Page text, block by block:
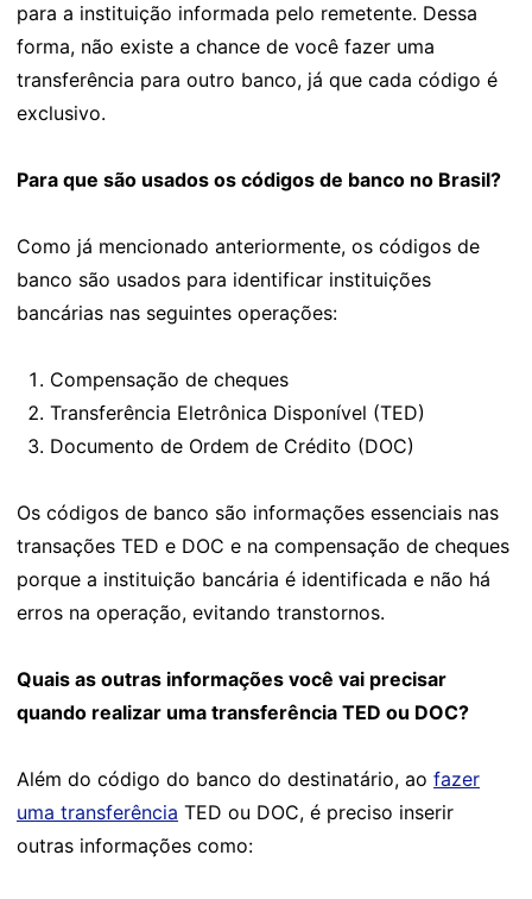
para a instituição informada pelo remetente. Dessa
forma, não existe a chance de você fazer uma
transferência para outro banco, já que cada código é
exclusivo.
Para que são usados os códigos de banco no Brasil?
Como já mencionado anteriormente, os códigos de
banco são usados para identificar instituições
bancárias nas seguintes operações:
Compensação de cheques
Transferência Eletrônica Disponível (TED)
Documento de Ordem de Crédito (DOC)
Os códigos de banco são informações essenciais nas
transações TED e DOC e na compensação de cheques
porque a instituição bancária é identificada e não há
erros na operação, evitando transtornos.
Quais as outras informações você vai precisar
quando realizar uma transferência TED ou DOC?
Além do código do banco do destinatário, ao fazer
uma transferência TED ou DOC, é preciso inserir
outras informações como: